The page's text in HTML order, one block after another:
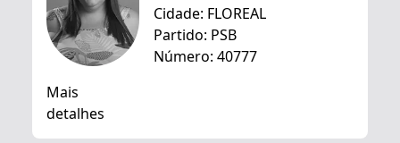
Cidade: FLOREAL
Partido: PSB
Número: 40777
Mais
detalhes